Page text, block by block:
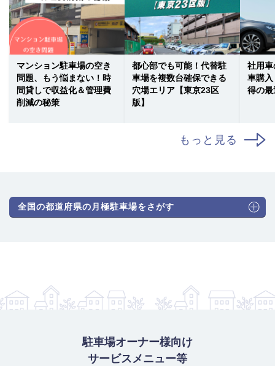
マンション駐車場の空き
問題、もう悩まない！時
間貸しで収益化＆管理費
削減の秘策
都心部でも可能！代替駐
車場を複数台確保できる
穴場エリア【東京23区
版】
社用
車購
得の最
もっと見る
全国の都道府県の月極駐車場をさがす
駐車場オーナー様向け
サービスメニュー等